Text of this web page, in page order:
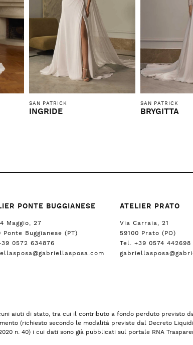
SAN PATRICK
INGRIDE
SAN PATRICK
BRYGITTA
PONTE BUGGIANESE
Maggio, 27
Ponte Buggianese (PT)
0572 634876
ATELIER PRATO
Via Carraia, 21
59100 Prato (PO)
Tel. +39 0574 442698
aiuti di stato, tra cui il contributo a fondo perduto previsto
(richiesto secondo le modalità previste dal Decreto
n. 40) i cui dati sono già pubblicati sul portale RNA